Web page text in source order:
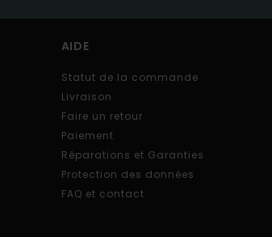
AIDE
Statut de la commande
Livraison
Faire un retour
Paiement
Réparations et Garanties
Protection des données
FAQ et contact